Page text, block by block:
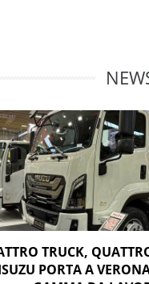
TRUCK,
PORTA A